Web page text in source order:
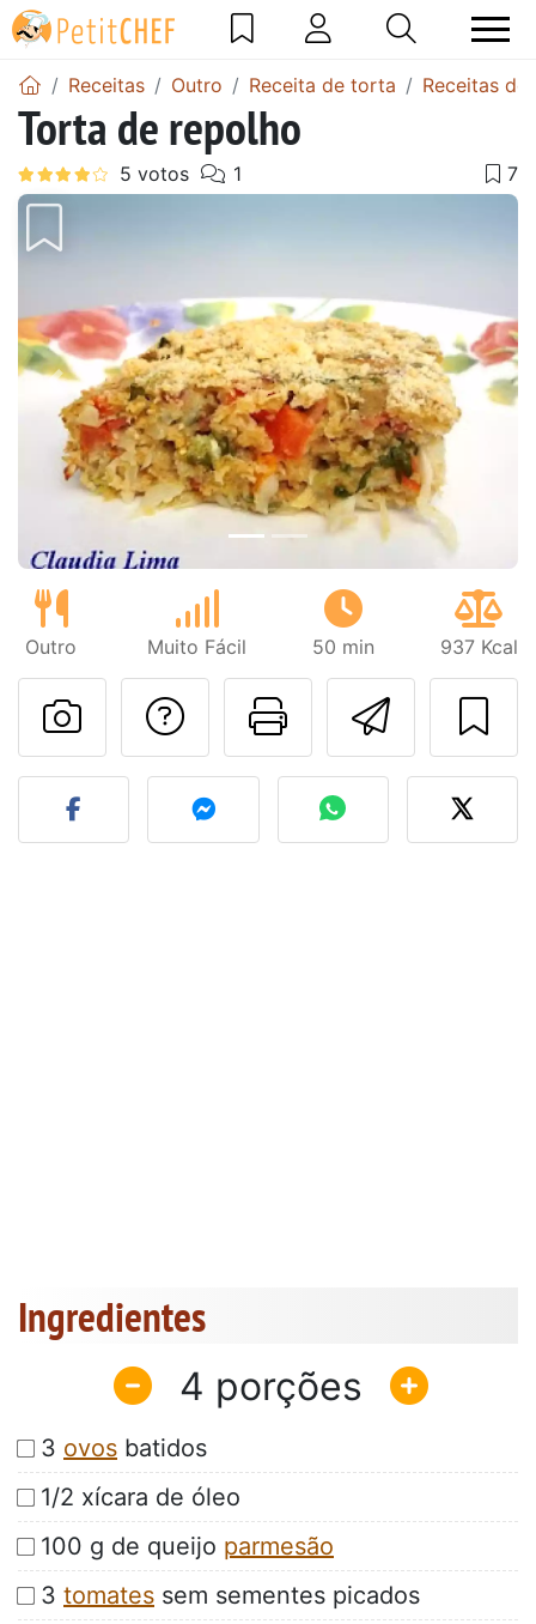
Receitas Outro Receita de torta Receitas
Torta de repolho
Anterior Next
Outro Muito Fácil 50 min 937 Kcal
Imprima
Falar com o autor
Fez esta receita?
Ingredientes
4
3 ovos batidos
1/2 xícara de óleo
100 g de queijo parmesão
3 tomates sem sementes picados